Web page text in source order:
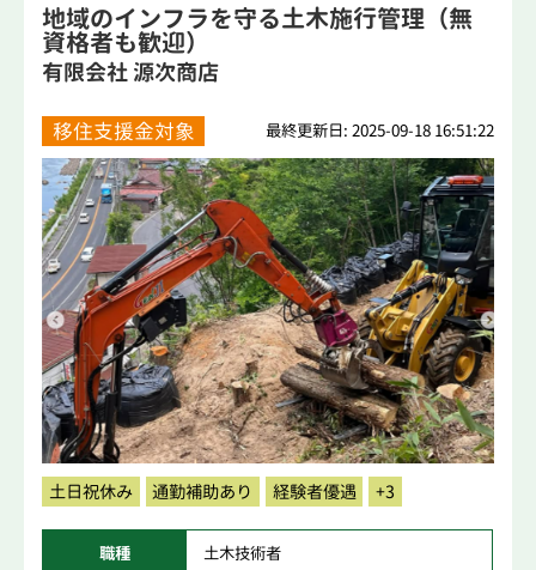
地域のインフラを守る土木施行管理（無
資格者も歓迎）
有限会社 源次商店
移住支援金対象 最終更新日: 2025-09-18 16:51:22
土日祝休み 通勤補助あり 経験者優遇 +3
職種 土木技術者